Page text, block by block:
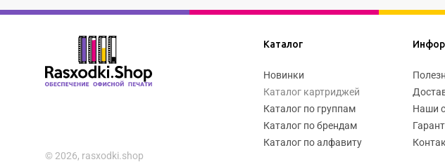
© 2026, rasxodki.shop
Каталог
Новинки
Каталог картриджей
Каталог по группам
Каталог по брендам
Каталог по алфавиту
Наши